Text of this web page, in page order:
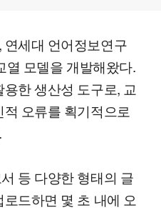
세대 언어정보연구
열 모델을 개발해왔다.
한 생산성 도구로, 교
오류를 획기적으로
등 다양한 형태의 글
드하면 몇 초 내에 오